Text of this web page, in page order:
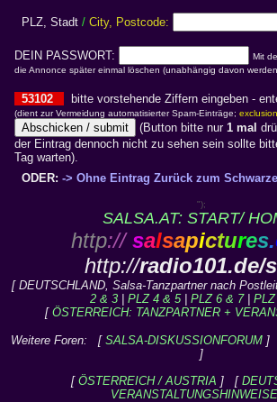
PLZ, Stadt / City, Postcode:
DEIN PASSWORT:
Mit
die Annonce später einmal löschen (unabhängig davon
53102 bitte vorstehende Ziffern eingeben -
(dient zur Vermeidung automatisierter Spam-Einträge;
(Button bitte nur 1 mal
der Eintrag dennoch nicht zu sehen sein sollte
Tag warten).
ODER: -> Ohne Eintrag Zurück zum
");
SALSA.AT: START/
http:// salsapictures.
http://radio101.de/
[ DEUTSCHLAND, Salsa-Tanzpartner nach
2 & 3| PLZ 4 & 5| PLZ 6 & 7|
[ ÖSTERREICH: TANZPARTNER +
Weitere Foren: [ SALSA-DISKUSSIONFORUM]
]
[ ÖSTERREICH / AUSTRIA ] [
VERANSTALTUNGSHINWEISE